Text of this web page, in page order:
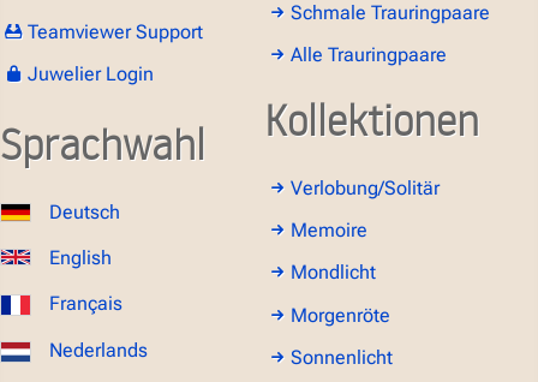
Teamviewer Support
Juwelier Login
Sprachwahl
Deutsch
English
Français
Nederlands
Schmale Trauringpaare
Alle Trauringpaare
Kollektionen
Verlobung/Solitär
Memoire
Mondlicht
Morgenröte
Sonnenlicht